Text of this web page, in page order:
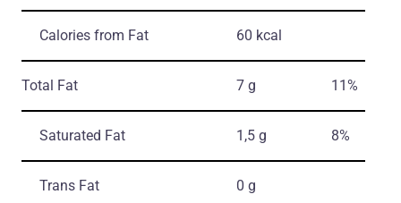
Calories from Fat 60 kcal
Total Fat 7 g 11%
Saturated Fat 1,5 g 8%
Trans Fat 0 g